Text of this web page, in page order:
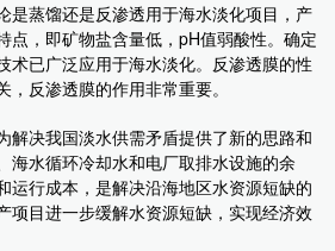
蒸馏还是反渗透用于海水淡化项目，产
点，即矿物盐含量低，pH值弱酸性。确定
术已广泛应用于海水淡化。反渗透膜的性
反渗透膜的作用非常重要。
决我国淡水供需矛盾提供了新的思路和
海水循环冷却水和电厂取排水设施的余
运行成本，是解决沿海地区水资源短缺的
项目进一步缓解水资源短缺，实现经济效